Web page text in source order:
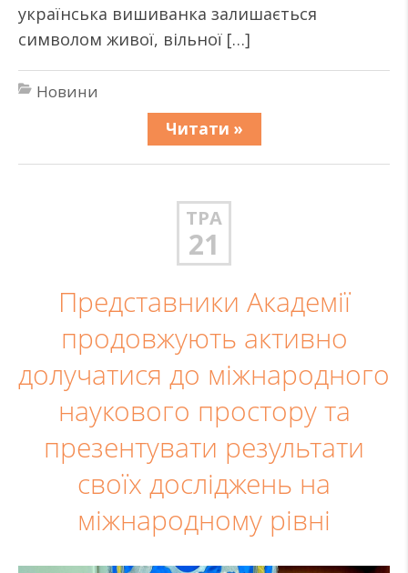
українська вишиванка залишається
символом живої, вільної […]
Новини
Читати »
ТРА
21
Представники Академії
продовжують активно
долучатися до міжнародного
наукового простору та
презентувати результати
своїх досліджень на
міжнародному рівні